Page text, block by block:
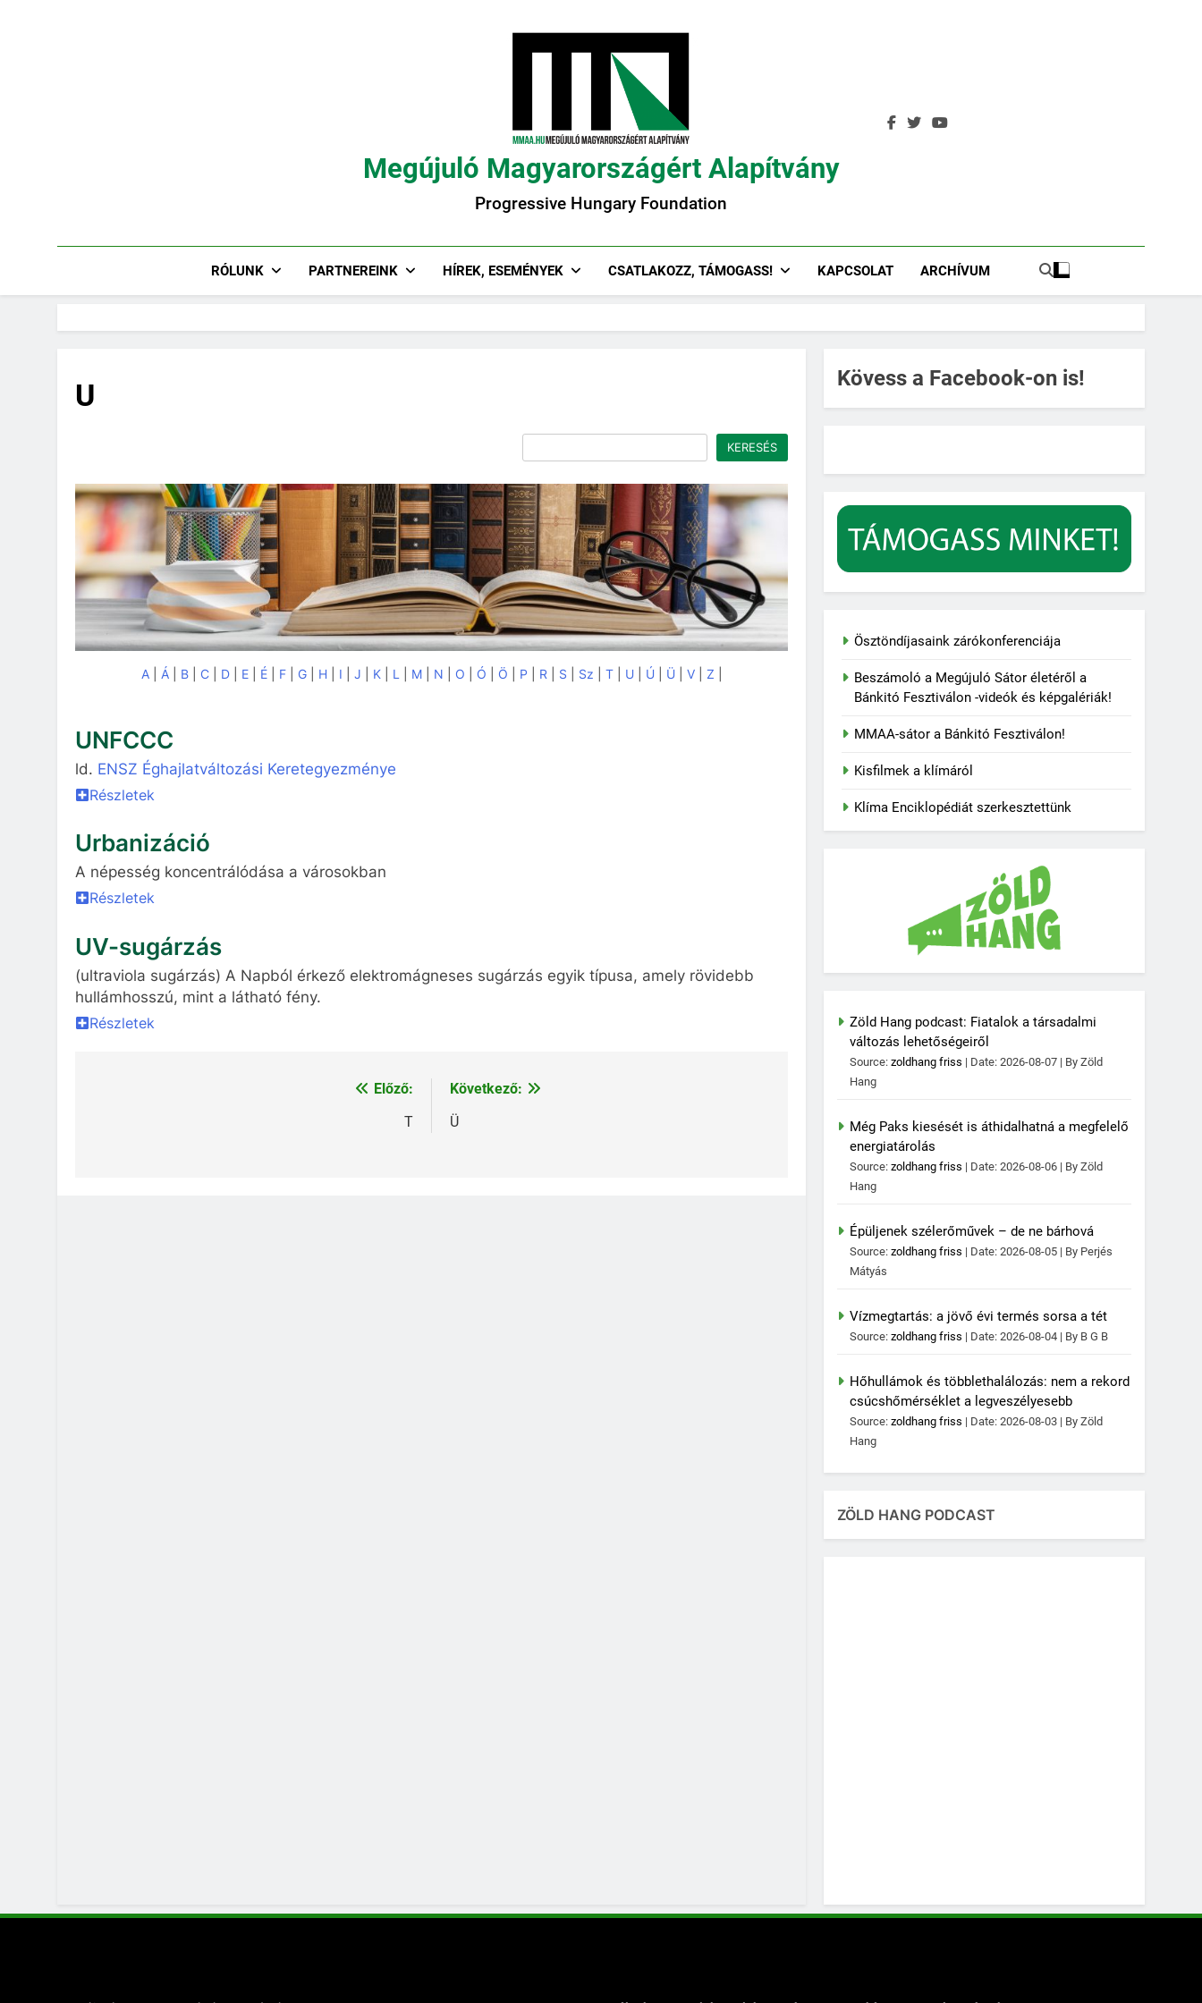
Megújuló Magyarországért Alapítvány
Progressive Hungary Foundation
RÓLUNK PARTNEREINK HÍREK, ESEMÉNYEK CSATLAKOZZ, TÁMOGASS! KAPCSOLAT ARCHÍVUM
U
KERESÉS
A| Á| B| C| D| E| É| F| G| H| I J K| L M| N O Ó Ö P R S Sz T| U| Ú| Ü| V| Z
UNFCCC
ld. ENSZ Éghajlatváltozási Keretegyezménye
Részletek
Urbanizáció
A népesség koncentrálódása a városokban
Részletek
UV-sugárzás
(ultraviola sugárzás) A Napból érkező elektromágneses sugárzás egyik típusa, amely rövidebb
hullámhosszú, mint a látható fény.
Részletek
Előző:
T
Következő:
Ü
Kövess a Facebook-on is!
Ösztöndíjasaink zárókonferenciája
Beszámoló a Megújuló Sátor életéről a
Bánkitó Fesztiválon -videók és képgalériák!
MMAA-sátor a Bánkitó Fesztiválon!
Kisfilmek a klímáról
Klíma Enciklopédiát szerkesztettünk
Zöld Hang podcast: Fiatalok a társadalmi
változás lehetőségeiről
Source:zoldhang friss Date: 2026-08-07
By Zöld
Hang
Még Paks kiesését is áthidalhatná a megfelelő
energiatárolás
Source:zoldhang friss Date: 2026-08-06
By Zöld
Hang
Épüljenek szélerőművek – de ne bárhová
Source:zoldhang friss Date: 2026-08-05
By Perjés
Mátyás
Vízmegtartás: a jövő évi termés sorsa a tét
Source:zoldhang friss Date: 2026-08-04 By B G B
Hőhullámok és többlethalálozás: nem a rekord
csúcshőmérséklet a legveszélyesebb
Source:zoldhang friss Date: 2026-08-03
By Zöld
Hang
ZÖLD HANG PODCAST